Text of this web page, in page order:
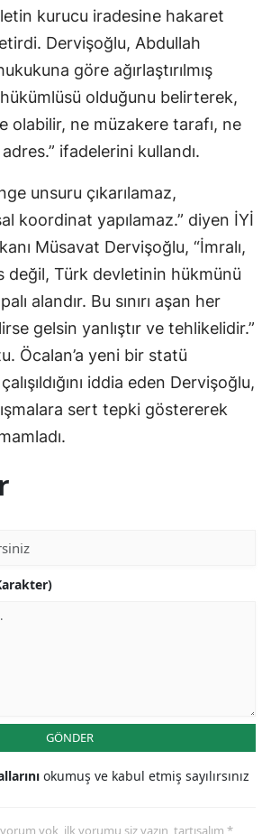
kurucu iradesine hakaret
Dervişoğlu, Abdullah
göre ağırlaştırılmış
olduğunu belirterek,
olabilir, ne müzakere tarafı, ne
ifadelerini kullandı.
unsuru çıkarılamaz,
koordinat yapılamaz.” diyen İYİ
Müsavat Dervişoğlu, “İmralı,
değil, Türk devletinin hükmünü
alandır. Bu sınırı aşan her
gelsin yanlıştır ve tehlikelidir.”
Öcalan’a yeni bir statü
iddia eden Dervişoğlu,
sert tepki göstererek
GÖNDER
okumuş ve kabul etmiş sayılırsınız
yok, ilk yorumu siz yazın, tartışalım *